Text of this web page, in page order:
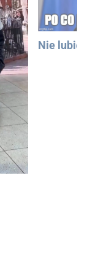
Nie lubię